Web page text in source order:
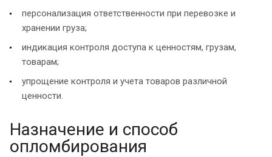
персонализация ответственности при перевозке и
хранении груза;
индикация контроля доступа к ценностям, грузам,
товарам;
упрощение контроля и учета товаров различной
ценности.
Назначение и способ
опломбирования